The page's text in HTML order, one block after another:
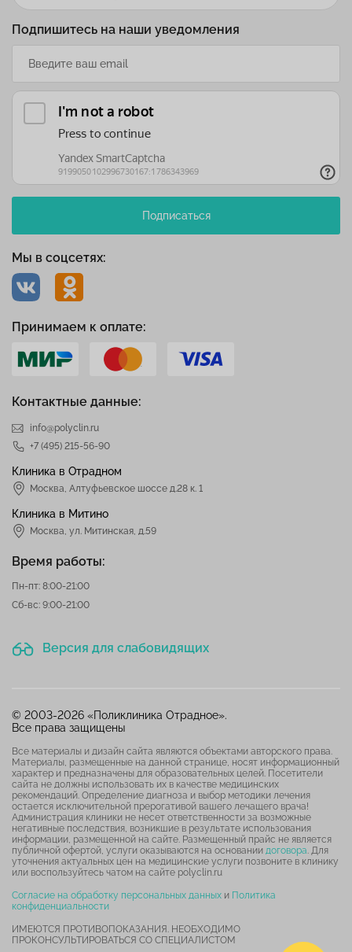
Контактные данные:
info@polyclin.ru
+7 (495) 215-56-90
Клиника в Отрадном
Москва Алтуфьевское шоссе д.28 к. 1
Клиника в Митино
Москва, ул. Митинская, д.59
Время работы:
Пн-пт: 8:00-21:00
Сб-вс: 9:00-21:00
Мы в соцсетях:
Подпишитесь на наши уведомления
Подписаться
Версия для слабовидящих
Принимаем к оплате:
© 2003-2026 «Поликлиника Отрадное».
Все права защищены
Все материалы и дизайн сайта являются объектами авторского права.
Материалы, размещенные на данной странице, носят информационный
характер и предназначены для образовательных целей. Посетители
сайта не должны использовать их в качестве медицинских
рекомендаций. Определение диагноза и выбор методики лечения
остается исключительной прерогативой вашего лечащего врача!
Администрация клиники не несет ответственности за возможные
негативные последствия, возникшие в результате использования
информации, размещенной на сайте. Размещенный прайс не является
публичной офертой, услуги оказываются на основании договора . Для
уточнения актуальных цен на медицинские услуги позвоните в клинику
или воспользуйтесь чатом на сайте polyclin.ru
Согласие на обработку персональных данных и Политика
конфиденциальности
ИМЕЮТСЯ ПРОТИВОПОКАЗАНИЯ. НЕОБХОДИМО
ПРОКОНСУЛЬТИРОВАТЬСЯ СО СПЕЦИАЛИСТОМ